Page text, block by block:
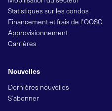
Statistiques sur les condos
Financement et frais de l’OOSC
Approvisionnement
Carrières
Nouvelles
Dernières nouvelles
S’abonner